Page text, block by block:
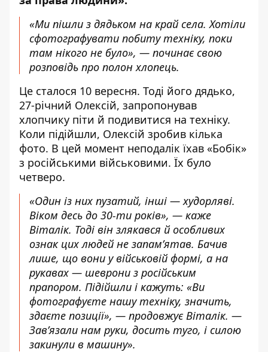
«Ми пішли з дядьком на край села. Хотіли
сфотографувати побиту техніку, поки
там нікого не було», — починає свою
розповідь про полон хлопець.
Це сталося 10 вересня. Тоді його дядько,
27-річний Олексій, запропонував
хлопчику піти й подивитися на техніку.
Коли підійшли, Олексій зробив кілька
фото. В цей момент неподалік їхав «Бобік»
з російськими військовими. Їх було
четверо.
«Один із них пузатий, інші — худорляві.
Віком десь до 30-ти років», — каже
Віталік. Тоді він злякався й особливих
ознак цих людей не запам’ятав. Бачив
лише, що вони у військовій формі, а на
рукавах — шеврони з російським
прапором. Підійшли і кажуть: «Ви
фотографуєте нашу техніку, значить,
здаєте позиції», — продовжує Віталік. —
Зав’язали нам руки, досить туго, і силою
закинули в машину».